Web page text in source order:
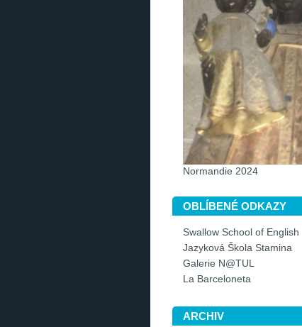
Normandie 2024
OBLÍBENÉ ODKAZY
Swallow School of English
Jazyková Škola Stamina
Galerie N@TUL
La Barceloneta
ARCHIV